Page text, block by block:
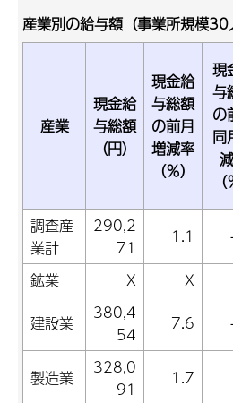
産業別の給与額（事業所規模30
産業
現金給
与総額
（円）
現金給
与総額
の前月
増減率
（％）
現
与
の
同
調査産
業計
290,2
71
1.1
鉱業
X X
建設業
380,4
54
7.6
製造業
328,0
91
1.7